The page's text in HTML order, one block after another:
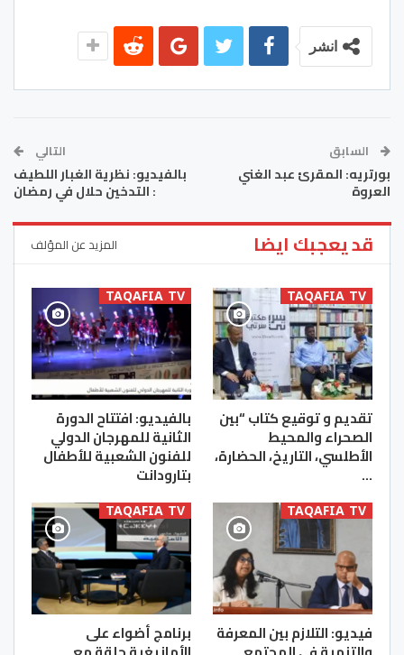
انشر
السابق
بورتريه: المقرئ عبد الغني
العروة
التالي
بالفيديو: نظرية الغبار اللطيف
: التدخين حلال في رمضان
قد يعجبك ايضا المزيد عن المؤلف
TAQAFIA TV
تقديم و توقيع كتاب “بين
الصحراء والمحيط
الأطلسي، التاريخ، الحضارة،
…
TAQAFIA TV
بالفيديو: افتتاح الدورة
الثانية للمهرجان الدولي
للفنون الشعبية للأطفال
بتارودانت
TAQAFIA TV
فيديو: التلازم بين المعرفة
TAQAFIA TV
برنامج أضواء على